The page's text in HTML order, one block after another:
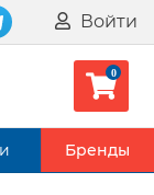
Войти
Бренды